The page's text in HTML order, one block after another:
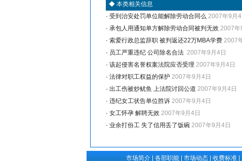
◆ 本类相关信息
· 受到治安处罚单位能解除劳动合同么 2007年9月4
· 承包人用通知单方解除劳动合同被判无效 2007年
· 索爱行政总监辞职 被判返还22万MBA学费 2007
· 员工严重违纪 公司除名合法 2007年9月4日
· 该起侵害名誉权案法院应否受理 2007年9月4日
· 法律对职工权益的保护 2007年9月4日
· 出工伤被炒鱿鱼 上法院讨回公道 2007年9月4日
· 违纪女工状告单位胜诉 2007年9月4日
· 女工怀孕 解聘无效 2007年9月4日
· 业余打份工 失了信用丢了饭碗 2007年9月4日
市场简介|各部职能|市场动态|收费标准|